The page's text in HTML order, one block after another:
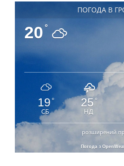
ПОГОДА В
20 °
19 °
СБ
25°
НД
розширений
Погода з